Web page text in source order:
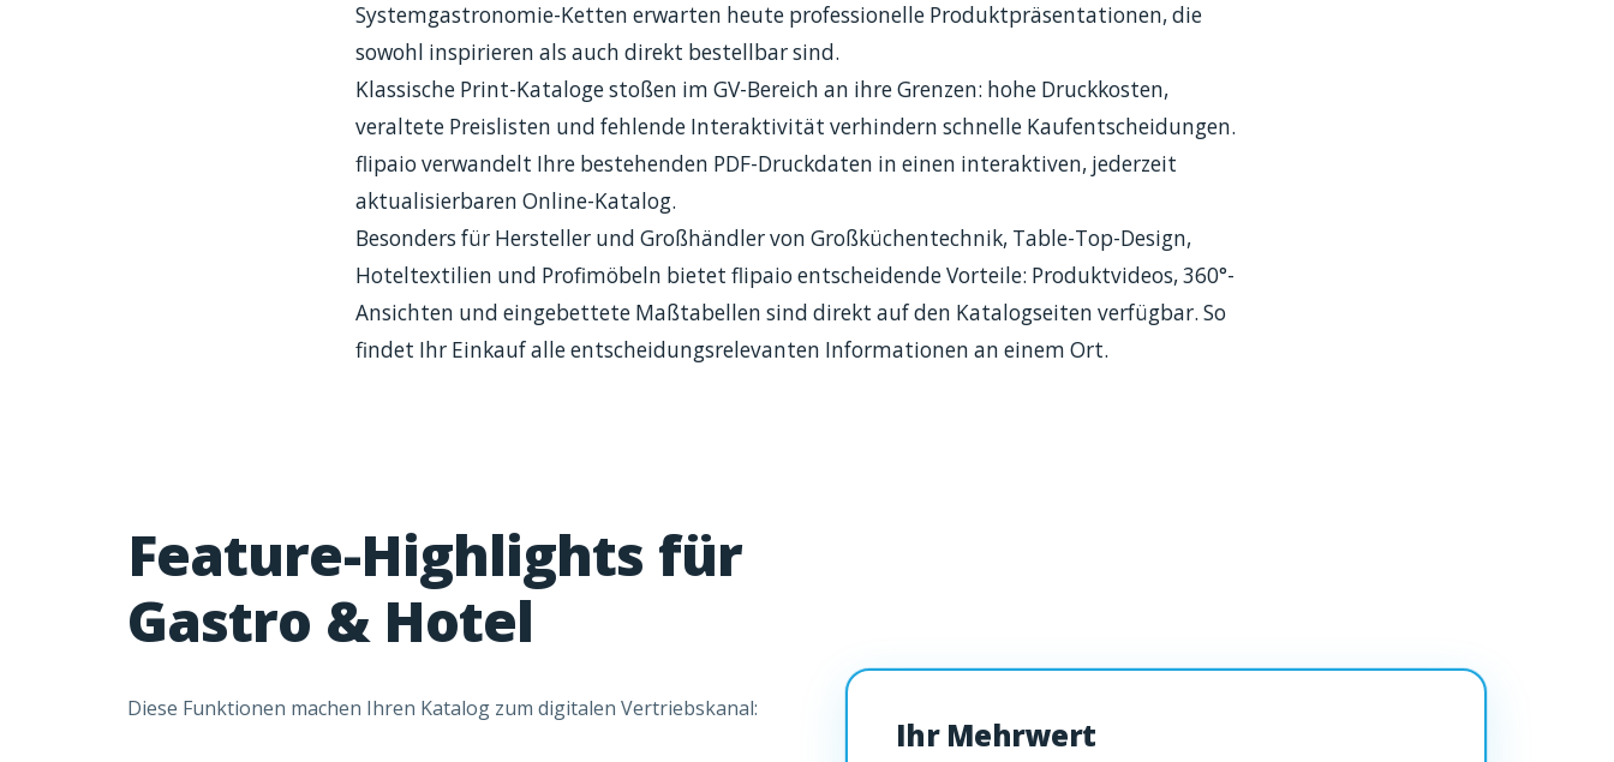
Systemgastronomie-Ketten erwarten heute professionelle Produktpräsentationen, die
sowohl inspirieren als auch direkt bestellbar sind.
Klassische Print-Kataloge stoßen im GV-Bereich an ihre Grenzen: hohe Druckkosten,
veraltete Preislisten und fehlende Interaktivität verhindern schnelle Kaufentscheidungen.
flipaio verwandelt Ihre bestehenden PDF-Druckdaten in einen interaktiven, jederzeit
aktualisierbaren Online-Katalog.
Besonders für Hersteller und Großhändler von Großküchentechnik, Table-Top-Design,
Hoteltextilien und Profimöbeln bietet flipaio entscheidende Vorteile: Produktvideos, 360°-
Ansichten und eingebettete Maßtabellen sind direkt auf den Katalogseiten verfügbar. So
findet Ihr Einkauf alle entscheidungsrelevanten Informationen an einem Ort.
Feature-Highlights für
Gastro & Hotel
Diese Funktionen machen Ihren Katalog zum digitalen Vertriebskanal:
Ihr Mehrwert